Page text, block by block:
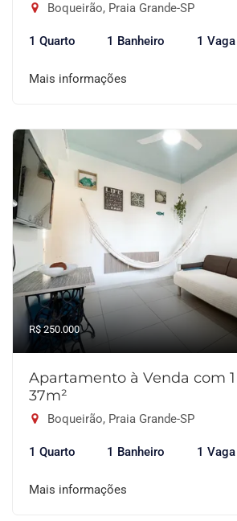
Boqueirão, Praia Grande-SP
1 Quarto 1 Banheiro 1 Vaga
Mais informações
R$ 250.000
Apartamento à Venda com
37m²
Boqueirão, Praia Grande-SP
1 Quarto 1 Banheiro 1 Vaga
Mais informações